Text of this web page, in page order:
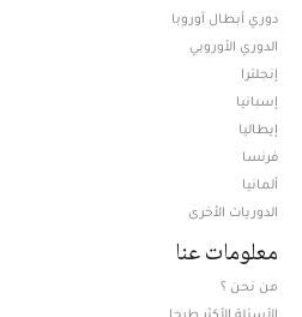
دوري أبطال أوروبا
الدوري الأوروبي
إنجلترا
إسبانيا
إيطاليا
فرنسا
ألمانيا
الدوريات الأخرى
معلومات عنا
من نحن ؟
الأسئلة الأكثر طرحا